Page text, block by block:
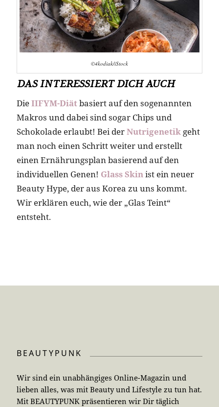
©4kodiak/iStock
DAS INTERESSIERT DICH AUCH
DieIIFYM-Diätbasiert auf den sogenannten
Makros und dabei sind sogar Chips und
Schokolade erlaubt! Bei derNutrigenetikgeht
man noch einen Schritt weiter und erstellt
einen Ernährungsplan basierend auf den
individuellen Genen! Glass Skinist ein neuer
Beauty Hype, der aus Korea zu uns kommt.
Wir erklären euch, wie der „Glas Teint“
entsteht.
BEAUTYPUNK
Wir sind ein unabhängiges Online-Magazin und
lieben alles, was mit Beauty und Lifestyle zu tun hat.
Mit BEAUTYPUNK präsentieren wir Dir täglich